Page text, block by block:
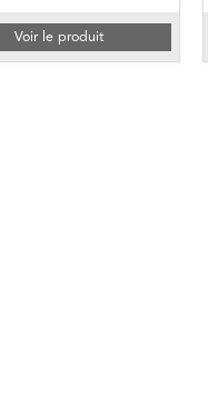
Voir le produit